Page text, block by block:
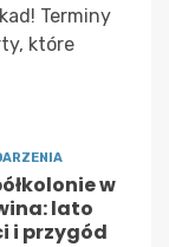
Terminy
które
w
lato
i przygód